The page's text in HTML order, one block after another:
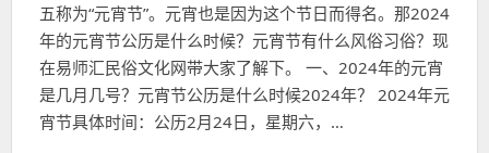
五称为“元宵节”。元宵也是因为这个节日而得名。那2024
年的元宵节公历是什么时候？元宵节有什么风俗习俗？现
在易师汇民俗文化网带大家了解下。 一、2024年的元宵
是几月几号？元宵节公历是什么时候2024年？ 2024年元
宵节具体时间：公历2月24日，星期六，…